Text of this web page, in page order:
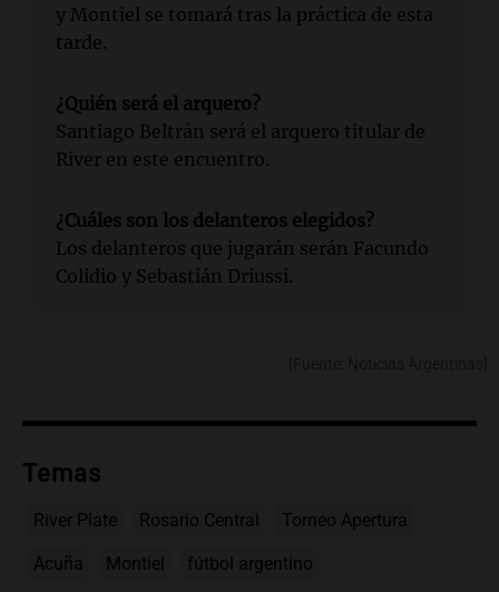
y Montiel se tomará tras la práctica de esta
tarde.
¿Quién será el arquero?
Santiago Beltrán será el arquero titular de
River en este encuentro.
¿Cuáles son los delanteros elegidos?
Los delanteros que jugarán serán Facundo
Colidio y Sebastián Driussi.
Temas
River Plate Rosario Central Torneo Apertura
Acuña Montiel fútbol argentino